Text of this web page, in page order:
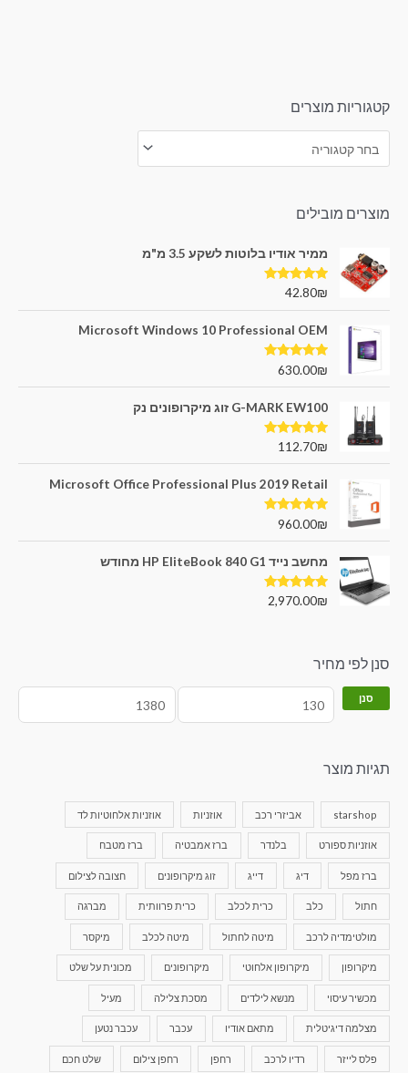
קטגוריות מוצרים
מוצרים מובילים
ממיר אודיו בלוטות לשקע 3.5 מ"מ
דורג5.00
42.80₪
Microsoft Windows 10 Professional OEM
דורג5.00
630.00₪
G-MARK EW100 זוג מיקרופונים נק
דורג 5.00
112.70₪
Microsoft Office Professional Plus 2019 Retail
דורג5.00
960.00₪
מחשב נייד HP EliteBook 840 G1 מחודש
דורג5.00
2,970.00₪
סנן לפי מחיר
סנן
תגיות מוצר
starshop אביזרי רכב אוזניות אוזניות אלחוטיות לד
אוזניות ספורט בלנדר ברז אמבטיה ברז מטבח
ברז מפל דיג דייג זוג מיקרופונים חצובה לצילום
חתול כלב כרית לכלב כרית פרוותית מברגה
מולטימדיה לרכב מיטה לחתול מיטה לכלב מיקסר
מיקרופון מיקרופון אלחוטי מיקרופונים מכונית על שלט
מכשיר עיסוי מנשא לילדים מסכת צלילה מעיל
מצלמה דיגיטלית מתאם אודיו עכבר עכבר נטען
פלס לייזר רדיו לרכב רחפן רחפן צילום שלט חכם